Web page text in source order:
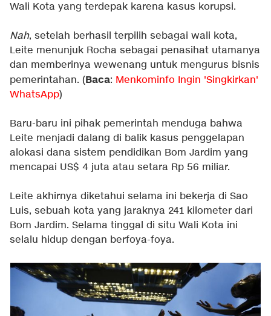
Wali Kota yang terdepak karena kasus korupsi.
Nah, setelah berhasil terpilih sebagai wali kota,
Leite menunjuk Rocha sebagai penasihat utamanya
dan memberinya wewenang untuk mengurus bisnis
pemerintahan. (Baca: Menkominfo Ingin 'Singkirkan'
WhatsApp)
Baru-baru ini pihak pemerintah menduga bahwa
Leite menjadi dalang di balik kasus penggelapan
alokasi dana sistem pendidikan Bom Jardim yang
mencapai US$ 4 juta atau setara Rp 56 miliar.
Leite akhirnya diketahui selama ini bekerja di Sao
Luis, sebuah kota yang jaraknya 241 kilometer dari
Bom Jardim. Selama tinggal di situ Wali Kota ini
selalu hidup dengan berfoya-foya.